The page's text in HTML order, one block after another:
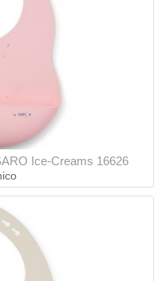
Ice-Creams 16626